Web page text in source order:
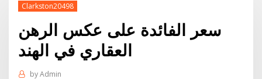
Clarkston20498
سعر الفائدة على عكس الرهن
العقاري في الهند
byAdmin